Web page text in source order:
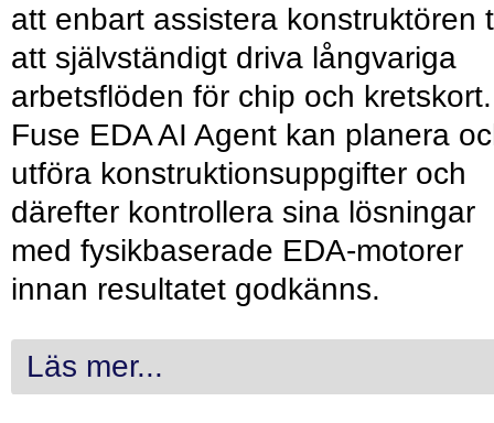
att enbart assistera konstruktören
att självständigt driva långvariga
arbetsflöden för chip och kretskort.
Fuse EDA AI Agent kan planera
utföra konstruktionsuppgifter och
därefter kontrollera sina lösningar
med fysikbaserade EDA-motorer
innan resultatet godkänns.
Läs mer...